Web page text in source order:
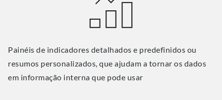
Painéis de indicadores detalhados e predefinidos ou
resumos personalizados, que ajudam a tornar os dados
em informação interna que pode usar